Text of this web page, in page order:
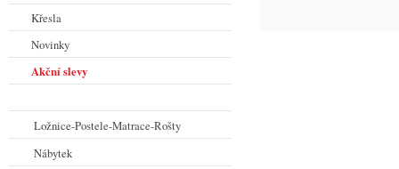
Křesla
Novinky
Akční slevy
Ložnice-Postele-Matrace-Rošty
Nábytek